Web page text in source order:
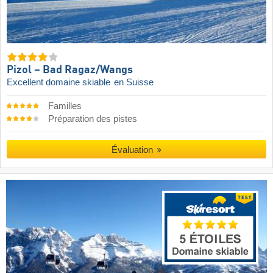
Pizol – Bad Ragaz/​Wangs
Excellent domaine skiable en Suisse
Familles
Préparation des pistes
Évaluation